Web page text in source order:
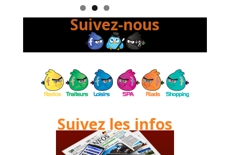
Suivez-nous
Suivez les infos